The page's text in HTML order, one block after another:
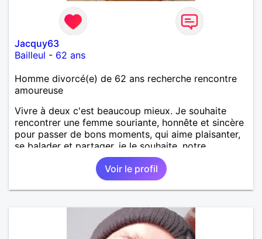
Jacquy63
Bailleul - 62 ans
Homme divorcé(e) de 62 ans recherche rencontre
amoureuse
Vivre à deux c'est beaucoup mieux. Je souhaite
rencontrer une femme souriante, honnête et sincère
pour passer de bons moments, qui aime plaisanter,
se balader et partager, je le souhaite, notre
complicité. J'aime beaucoup les chantiers de
randonnée pour se défouler, se relaxer, se détendre
et finalement prendre du bon temps. C'est difficile
de tout dire en quelques lignes. En revanche, vous
d'informations. A bientôt
Voir le profil